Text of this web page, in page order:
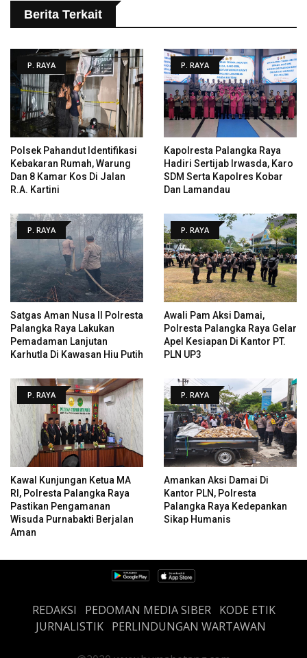
Berita Terkait
P. RAYA
Polsek Pahandut Identifikasi
Kebakaran Rumah, Warung
Dan 8 Kamar Kos Di Jalan
R.A. Kartini
P. RAYA
Kapolresta Palangka Raya
Hadiri Sertijab Irwasda, Karo
SDM Serta Kapolres Kobar
Dan Lamandau
P. RAYA
Satgas Aman Nusa II Polresta
Palangka Raya Lakukan
Pemadaman Lanjutan
Karhutla Di Kawasan Hiu Putih
P. RAYA
Awali Pam Aksi Damai,
Polresta Palangka Raya Gelar
Apel Kesiapan Di Kantor PT.
PLN UP3
P. RAYA
Kawal Kunjungan Ketua MA
RI, Polresta Palangka Raya
Pastikan Pengamanan
Wisuda Purnabakti Berjalan
Aman
P. RAYA
Amankan Aksi Damai Di
Kantor PLN, Polresta
Palangka Raya Kedepankan
Sikap Humanis
REDAKSI PEDOMAN MEDIA SIBER
KODE ETIK
JURNALISTIK PERLINDUNGAN WARTAWAN